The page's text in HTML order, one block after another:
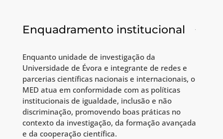
Enquadramento institucional
Enquanto unidade de investigação da
Universidade de Évora e integrante de redes e
parcerias científicas nacionais e internacionais, o
MED atua em conformidade com as políticas
institucionais de igualdade, inclusão e não
discriminação, promovendo boas práticas no
contexto da investigação, da formação avançada
e da cooperação científica.